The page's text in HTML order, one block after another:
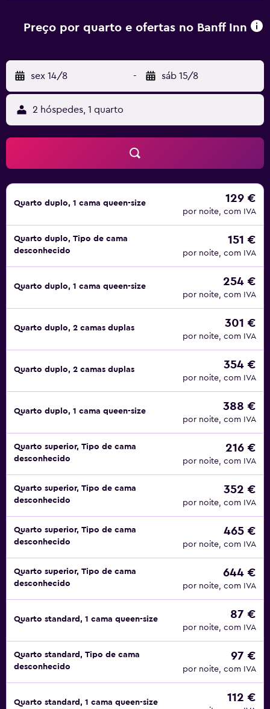
Preço por quarto e ofertas no Banff Inn
sex 14/8 - sáb 15/8
2 hóspedes, 1 quarto
Quarto duplo, 1 cama queen-size 129 €
por noite, com IVA
Quarto duplo, Tipo de cama
desconhecido
151 €
por noite, com IVA
Quarto duplo, 1 cama queen-size 254 €
por noite, com IVA
Quarto duplo, 2 camas duplas 301 €
por noite, com IVA
Quarto duplo, 2 camas duplas 354 €
por noite, com IVA
Quarto duplo, 1 cama queen-size 388 €
por noite, com IVA
Quarto superior, Tipo de cama
desconhecido
216 €
por noite, com IVA
Quarto superior, Tipo de cama
desconhecido
352 €
por noite, com IVA
Quarto superior, Tipo de cama
desconhecido
465 €
por noite, com IVA
Quarto superior, Tipo de cama
desconhecido
644 €
por noite, com IVA
Quarto standard, 1 cama queen-size 87 €
por noite, com IVA
Quarto standard, Tipo de cama
desconhecido
97 €
por noite, com IVA
Quarto standard, 1 cama queen-size 112 €